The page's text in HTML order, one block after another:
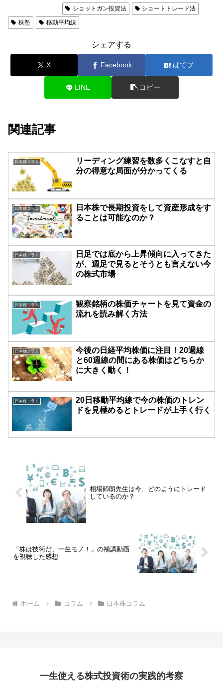
ショットガン投資法
ショートトレード法
株塾
移動平均線
シェアする
X Facebook はてブ
LINE コピー
関連記事
日本株コラム
リーディング練習を数多くこなすと自
分の得意な局面が分かってくる
日本株コラム
日本株で長期投資をして資産形成をす
ることは可能なのか？
日本株コラム
日足では底から上昇傾向に入ってきた
が、週足で見るとそうとも言えない今
の株式市場
日本株コラム
観察銘柄の株価チャートを見て資金の
流れを読み解く方法
日本株コラム
今後の日経平均株価に注目！20週線
と60週線の間にある株価はどちらか
に大きく動く！
日本株コラム
20日移動平均線で今の株価のトレン
ドを見極めるとトレードが上手く行く
相場師朗先生は今、どのようにトレード
しているのか？
「株は技術だ、一生モノ！」の補講動画
を視聴した感想
ホーム コラム 日本株コラム
一生使える株式投資術の実践的考察